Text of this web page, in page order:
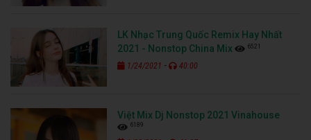
LK Nhạc Trung Quốc Remix Hay Nhất
2021 - Nonstop China Mix
6521
1/24/2021 - 40:00
Việt Mix Dj Nonstop 2021 Vinahouse
6189